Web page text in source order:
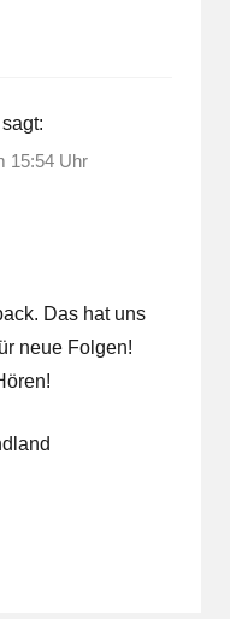
sagt:
15:54 Uhr
Das hat uns
neue Folgen!